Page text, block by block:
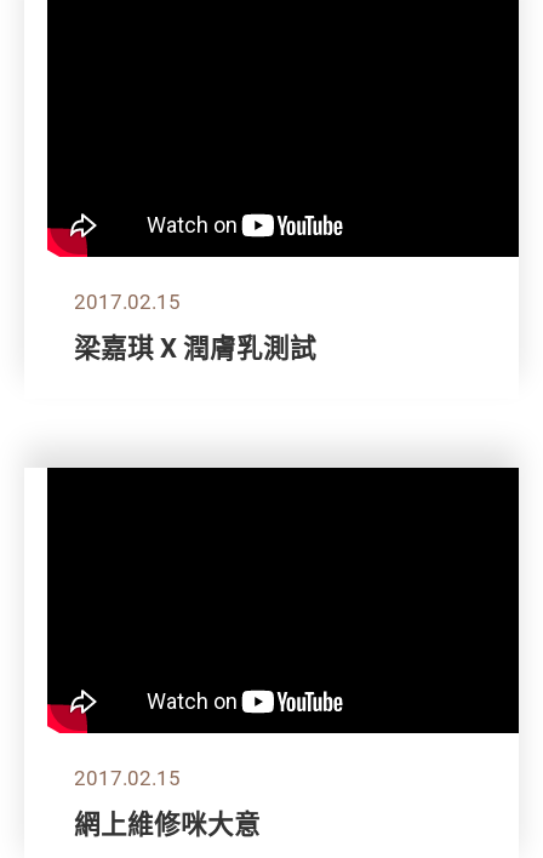
2017.02.15
梁嘉琪 X 潤膚乳測試
2017.02.15
網上維修咪大意